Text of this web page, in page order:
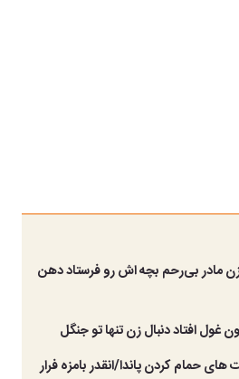
مادر بی‌رحم بچه اش رو فرستاد دهن
افتاد دنبال زن تنها تو جنگل
حمام کردن پاندا/انقدر بامزه فرار